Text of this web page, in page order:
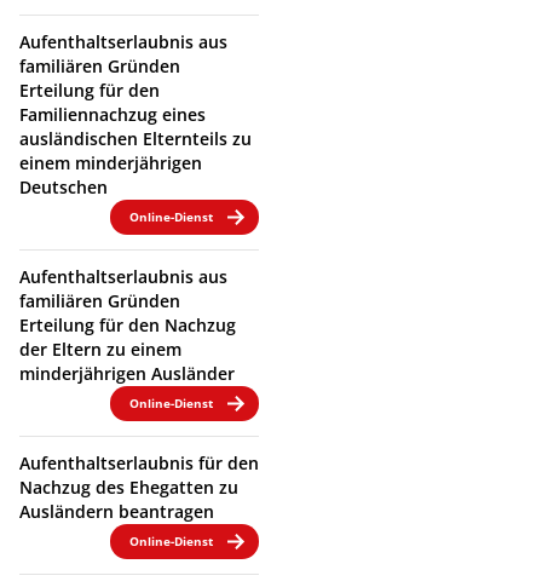
Aufenthaltserlaubnis aus
familiären Gründen
Erteilung für den
Familiennachzug eines
ausländischen Elternteils zu
einem minderjährigen
Deutschen
Online-Dienst
Aufenthaltserlaubnis aus
familiären Gründen
Erteilung für den Nachzug
der Eltern zu einem
minderjährigen Ausländer
Online-Dienst
Aufenthaltserlaubnis für den
Nachzug des Ehegatten zu
Ausländern beantragen
Online-Dienst